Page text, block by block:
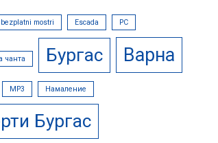
bezplatni mostri Escada PC
чанта Бургас Варна
МР3 Намаление
Бургас